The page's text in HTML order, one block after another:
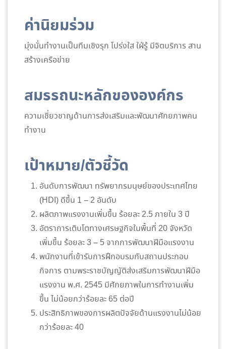
ค่านิยมร่วม
มุ่งมั่นทำงานเป็นทีมเชิงรุก โปร่งใส ใฝ่รู้ มีจิตบริการ สาน
สร้างเครือข่าย
สมรรถนะหลักขององค์กร
ความเชี่ยวชาญด้านการส่งเสริมและพัฒนาศักยภาพคน
ทำงาน
เป้าหมาย/ตัวชี้วัด
อันดับการพัฒนา ทรัพยากรมนุษย์ของประเทศไทย
(HDI) ดีขึ้น 1 – 2 อันดับ
ผลิตภาพแรงงานเพิ่มขึ้น ร้อยละ 2.5 ภายใน 3 ปี
อัตราการเติบโตทางเศรษฐกิจในพื้นที่ 20 จังหวัด
เพิ่มขึ้น ร้อยละ 3 – 5 จากการพัฒนาฝีมือแรงงาน
พนักงานที่เข้ารับการฝึกอบรมกับสถานประกอบ
กิจการ ตามพระราชบัญญัติส่งเสริมการพัฒนาฝีมือ
แรงงาน พ.ศ. 2545 มีศักยภาพในการทำงานเพิ่ม
ขึ้น ไม่น้อยกว่าร้อยละ 65 ต่อปี
ประสิทธิภาพของการผลิตปัจจัยด้านแรงงานไม่น้อย
กว่าร้อยละ 40